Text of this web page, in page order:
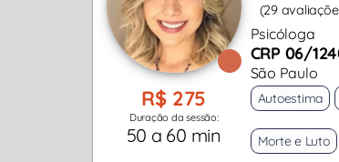
(29
Psicóloga
CRP 06/
São Paulo
R$ 275
Duração da sessão:
50 a 60 min
Autoestima
Morte e Luto